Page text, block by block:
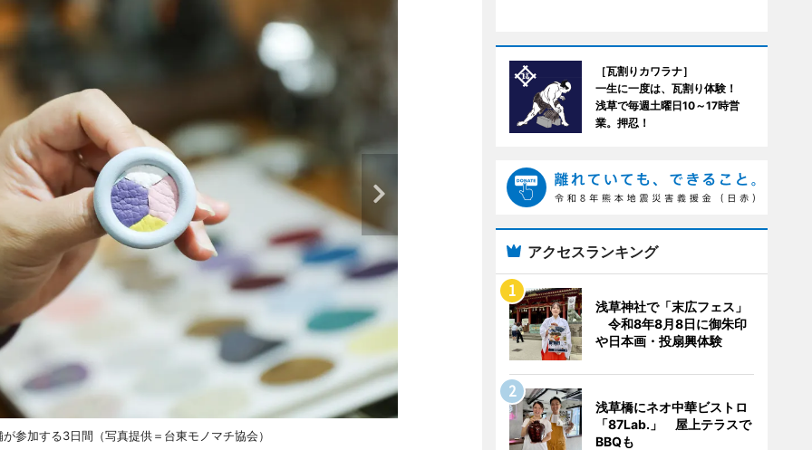
加する3日間（写真提供＝台東モノマチ協会）
［瓦割りカワラナ］
一生に一度は、瓦割り体験！
浅草で毎週土曜日10～17時営
業。押忍！
アクセスランキング
浅草神社で「末広フェス」
令和8年8月8日に御朱印
や日本画・投扇興体験
浅草橋にネオ中華ビストロ
「87Lab.」 屋上テラスで
BBQも